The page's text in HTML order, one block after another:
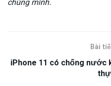
chúng mình.
Bài
iPhone 11 có chống nước